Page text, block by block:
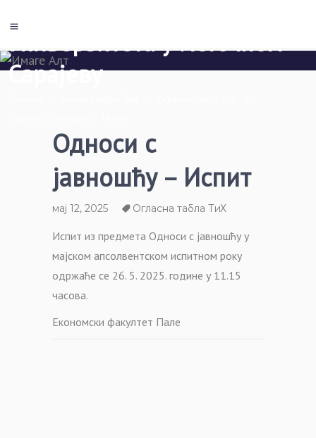
Сарајеву
Односи с
јавношћу – Испит
мај 12, 2025 Огласна табла ТиХ
Испит из предмета Односи с јавношћу у
мајском апсолвентском испитном року
одржаће се 26. 5. 2025. године у 11.15
часова.
Економски факултет Пале